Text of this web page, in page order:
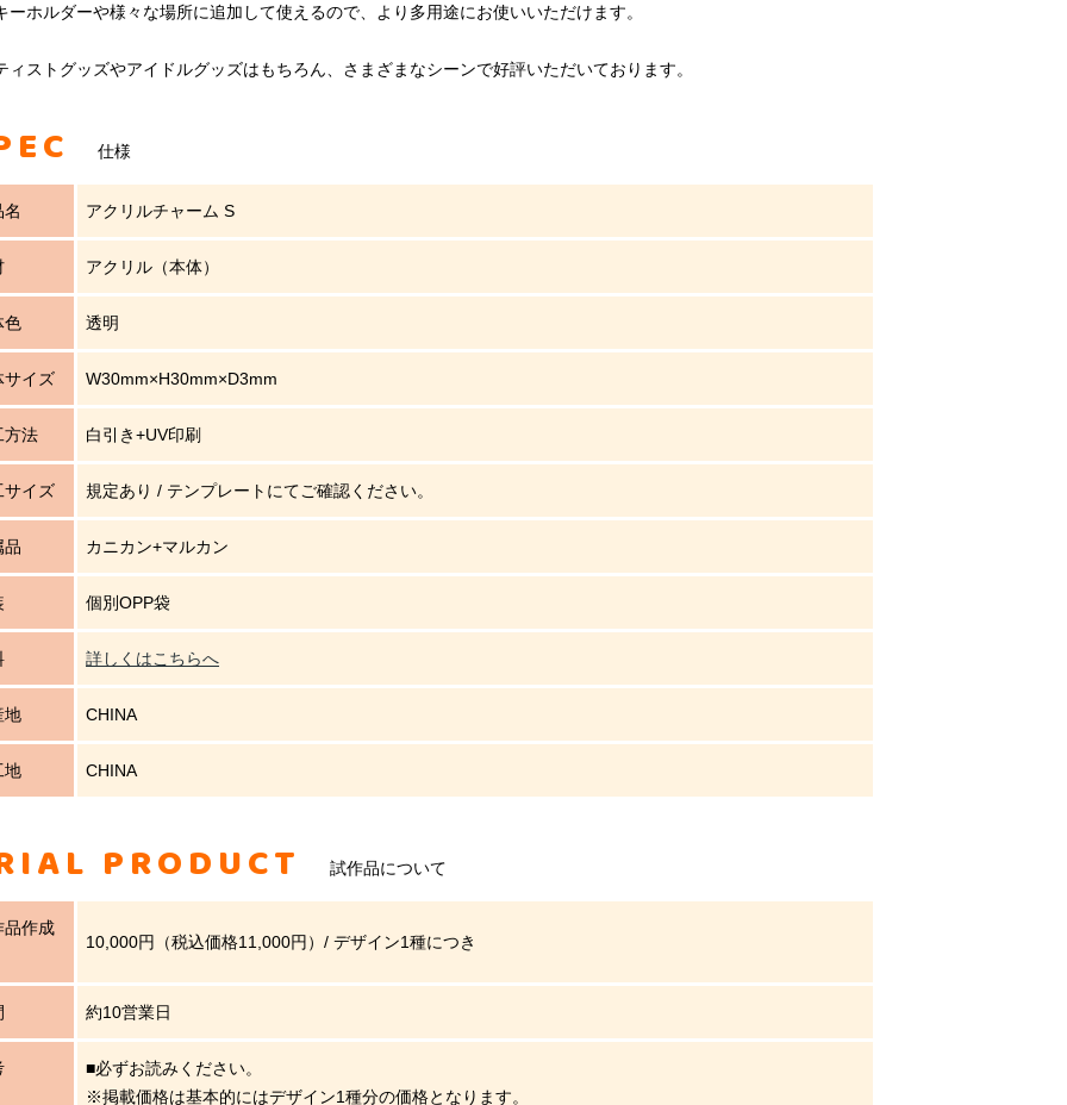
ーホルダーや様々な場所に追加して使えるので、より多用途にお使いいただけます。
ィストグッズやアイドルグッズはもちろん、さまざまなシーンで好評いただいております。
仕様
名 アクリルチャーム S
アクリル（本体）
色 透明
サイズ W30mm×H30mm×D3mm
方法 白引き+UV印刷
サイズ 規定あり / テンプレートにてご確認ください。
品 カニカン+マルカン
個別OPP袋
詳しくはこちらへ
地 CHINA
地 CHINA
PRODUCT 試作品について
品作成
10,000円（税込価格11,000円）/ デザイン1種につき
約10営業日
■必ずお読みください。
※掲載価格は基本的にはデザイン1種分の価格となります。